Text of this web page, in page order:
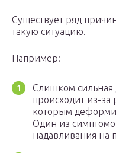
Существует ряд
такую ситуацию.
Например:
Слишком сильная
происходит из-за
которым
Один из
надавливания на